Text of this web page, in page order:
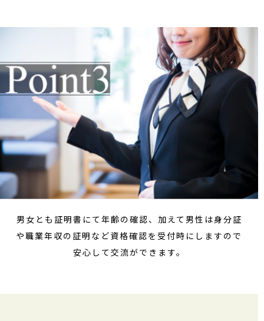
男女とも証明書にて年齢の確認、加えて男性は身分証
や職業年収の証明など資格確認を受付時にしますので
安心して交流ができます。